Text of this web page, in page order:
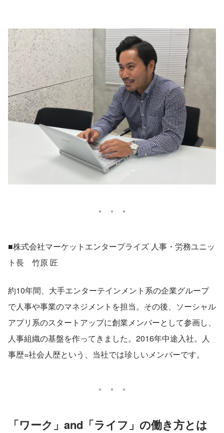
■株式会社マーケットエンタープライズ 人事・労務ユニッ
ト長　竹原 匠
約10年間、大手エンターテインメント系の企業グループ
で人事や事業のマネジメントを担当。その後、ソーシャル
アプリ系のスタートアップに創業メンバーとして参画し、
人事組織の基盤を作ってきました。2016年中途入社。人
事歴=社会人歴という、当社では珍しいメンバーです。
「ワーク」and「ライフ」の働き方とは